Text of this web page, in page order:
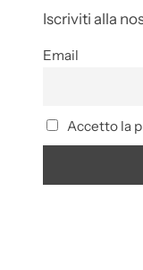
Iscriviti alla
Email
Accetto la